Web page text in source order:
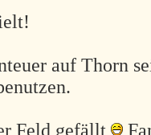
auf Thorn
Feld gefällt